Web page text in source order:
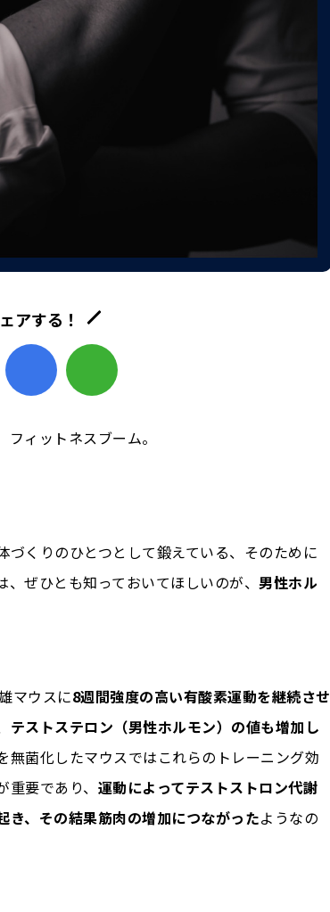
アする！
ィットネスブーム。
くりのひとつとして鍛えている、そのために
ぜひとも知っておいてほしいのが、 男性ホル
マウスに8週間強度の高い有酸素運動を継続させ
テストステロン（男性ホルモン）の値も増加し
無菌化したマウスではこれらのトレーニング効
要であり、 運動によってテストストロン代謝
き、その結果筋肉の増加につながったようなの